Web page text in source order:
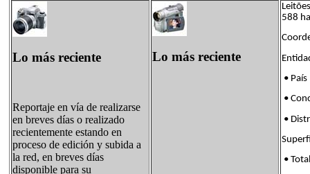
Lo más reciente
Reportaje en vía de realizarse
en breves días o realizado
recientemente estando en
proceso de edición y subida a
la red, en breves días
disponible para su
Lo más reciente
588
•
•
•
•